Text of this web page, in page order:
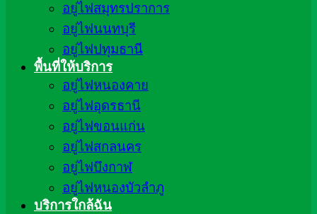
อยู่ไฟสมุทรปราการ
อยู่ไฟนนทบุรี
อยู่ไฟปทุมธานี
พื้นที่ให้บริการ
อยู่ไฟหนองคาย
อยู่ไฟอุดรธานี
อยู่ไฟขอนแก่น
อยู่ไฟสกลนคร
อยู่ไฟบึงกาฬ
อยู่ไฟหนองบัวลำภู
บริการใกล้ฉัน